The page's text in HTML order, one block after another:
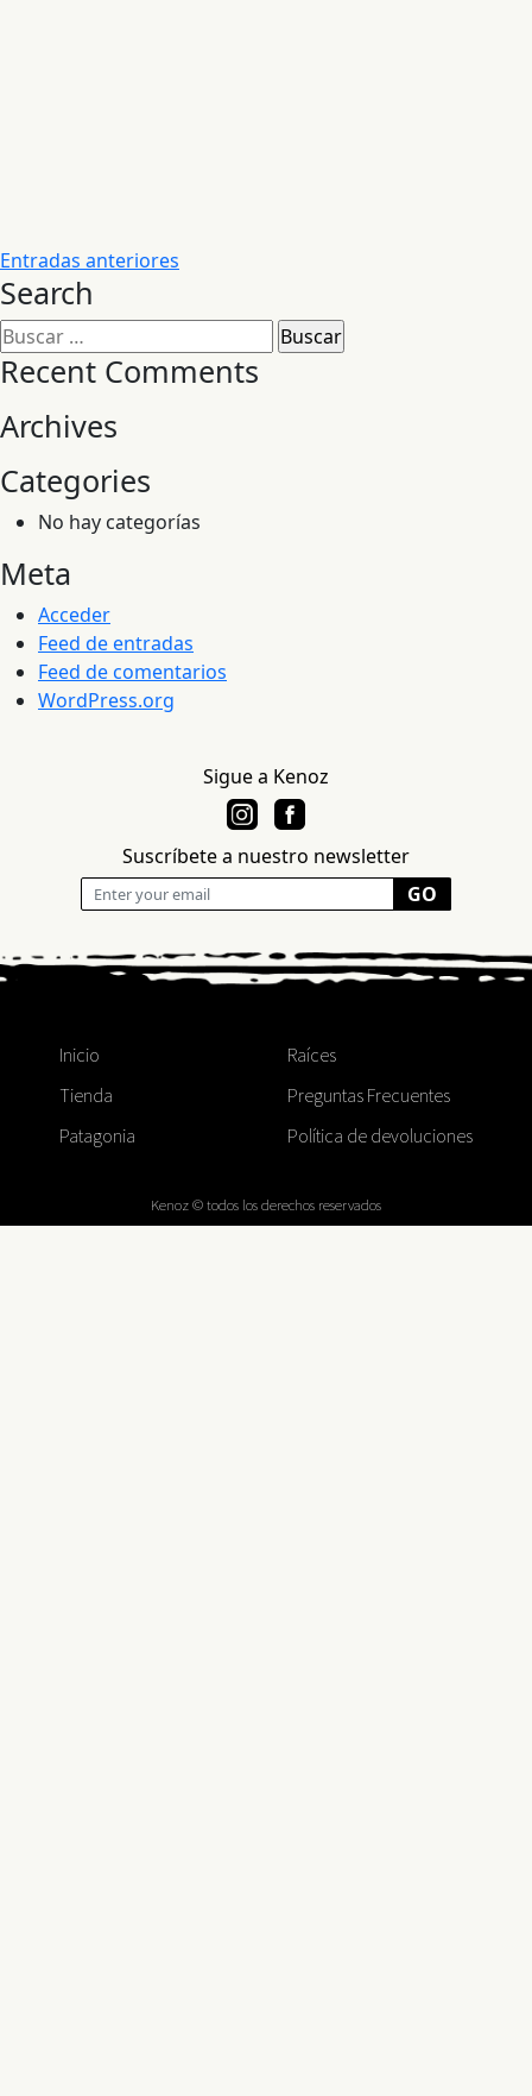
Navegación
de
entradas
Entradas anteriores
Search
Buscar:
Recent Comments
Archives
Categories
No hay categorías
Meta
Acceder
Feed de entradas
Feed de comentarios
WordPress.org
Sigue a Kenoz
Suscríbete a nuestro newsletter
Inicio
Tienda
Patagonia
Raíces
Preguntas Frecuentes
Política de devoluciones
Kenoz © todos los derechos reservados